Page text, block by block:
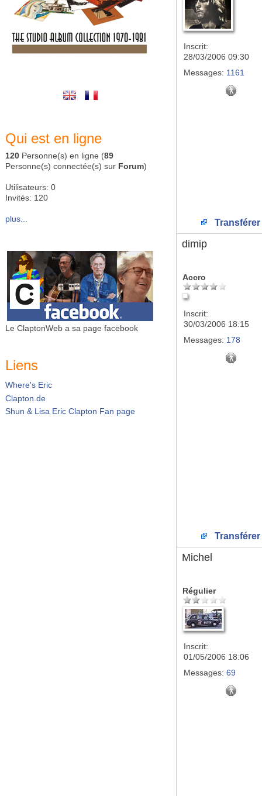
Qui est en ligne
120 Personne(s) en ligne (89
Personne(s) connectée(s) sur Forum)
Utilisateurs: 0
Invités: 120
plus...
Le ClaptonWeb a sa page facebook
Liens
Where's Eric
Clapton.de
Shun & Lisa Eric Clapton Fan page
Inscrit:
28/03/2006 09:30
Messages: 1161
Transférer
dimip
Accro
Inscrit:
30/03/2006 18:15
Messages: 178
Transférer
Michel
Régulier
Inscrit:
01/05/2006 18:06
Messages: 69